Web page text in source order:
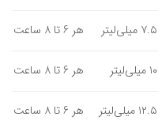
۷.۵ میلی‌لیتر هر ۶ تا ۸ ساعت
۱۰ میلی‌لیتر هر ۶ تا ۸ ساعت
۱۲.۵ میلی‌لیتر هر ۶ تا ۸ ساعت